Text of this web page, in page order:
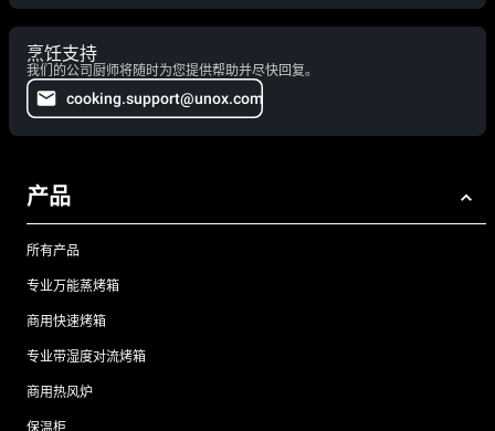
烹饪支持
我们的公司厨师将随时为您提供帮助并尽快回复。
cooking.support@unox.com
产品
所有产品
专业万能蒸烤箱
商用快速烤箱
专业带湿度对流烤箱
商用热风炉
保温柜